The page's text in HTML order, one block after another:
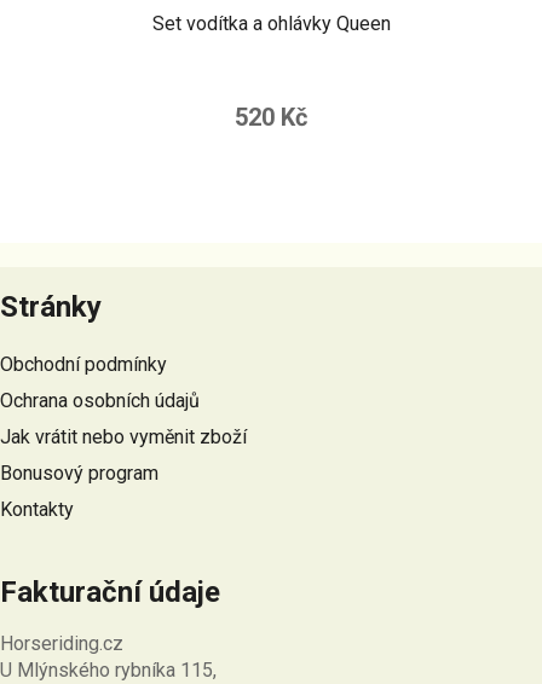
Set vodítka a ohlávky Queen
520 Kč
á
p
a
t
í
Stránky
Obchodní podmínky
Ochrana osobních údajů
Jak vrátit nebo vyměnit zboží
Bonusový program
Kontakty
Fakturační údaje
Horseriding.cz
U Mlýnského rybníka 115,